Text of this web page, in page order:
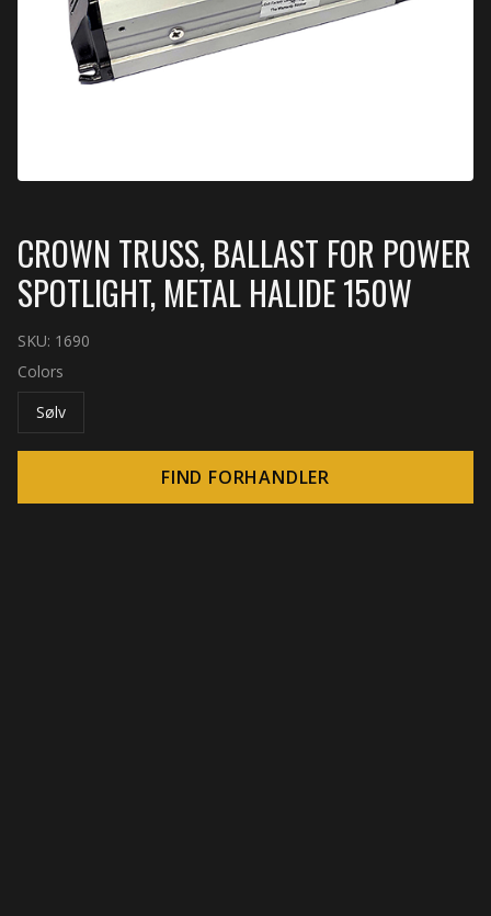
CROWN TRUSS, BALLAST FOR POWER
SPOTLIGHT, METAL HALIDE 150W
SKU: 1690
Colors
Sølv
FIND FORHANDLER